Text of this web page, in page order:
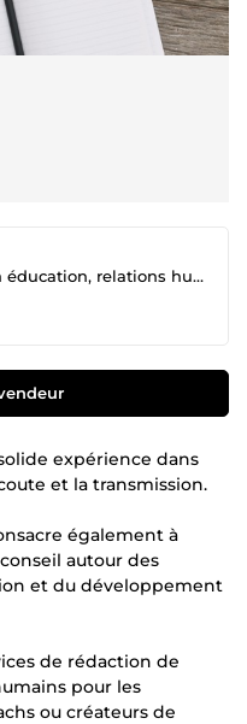
Rédacteur spécialisé en éducation, relations humaines et développement personnel
expérience dans
et la transmission.
également à
autour des
et du développement
de rédaction de
pour les
ou créateurs de